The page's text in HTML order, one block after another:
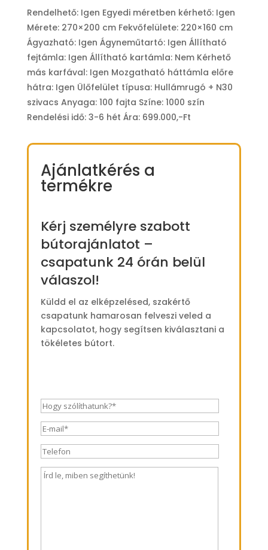
Rendelhető: Igen Egyedi méretben kérhető: Igen
Mérete: 270×200 cm Fekvőfelülete: 220×160 cm
Ágyazható: Igen Ágyneműtartó: Igen Állítható
fejtámla: Igen Állítható kartámla: Nem Kérhető
más karfával: Igen Mozgatható háttámla előre
hátra: Igen Ülőfelület típusa: Hullámrugó + N30
szivacs Anyaga: 100 fajta Színe: 1000 szín
Rendelési idő: 3-6 hét Ára: 699.000,-Ft
Ajánlatkérés a
termékre
Kérj személyre szabott
bútorajánlatot –
csapatunk 24 órán belül
válaszol!
Küldd el az elképzelésed, szakértő
csapatunk hamarosan felveszi veled a
kapcsolatot, hogy segítsen kiválasztani a
tökéletes bútort.